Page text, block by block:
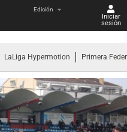
Edición
Iniciar
sesión
LaLiga Hypermotion Primera